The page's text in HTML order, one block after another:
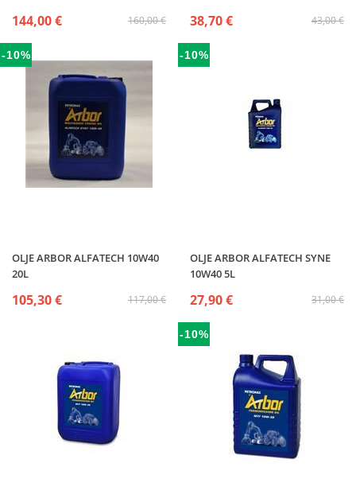
160,00 €
144,00 € 43,00 €
38,70 €
-10%
OLJE ARBOR ALFATECH 10W40
20L
117,00 €
105,30 €
-10%
OLJE ARBOR ALFATECH SYNE
10W40 5L
31,00 €
27,90 €
-10%